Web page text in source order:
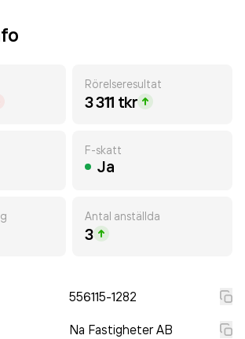
Rörelseresultat
3 311 tkr
F-skatt
Ja
Antal anställda
3
556115-1282
Na Fastigheter AB